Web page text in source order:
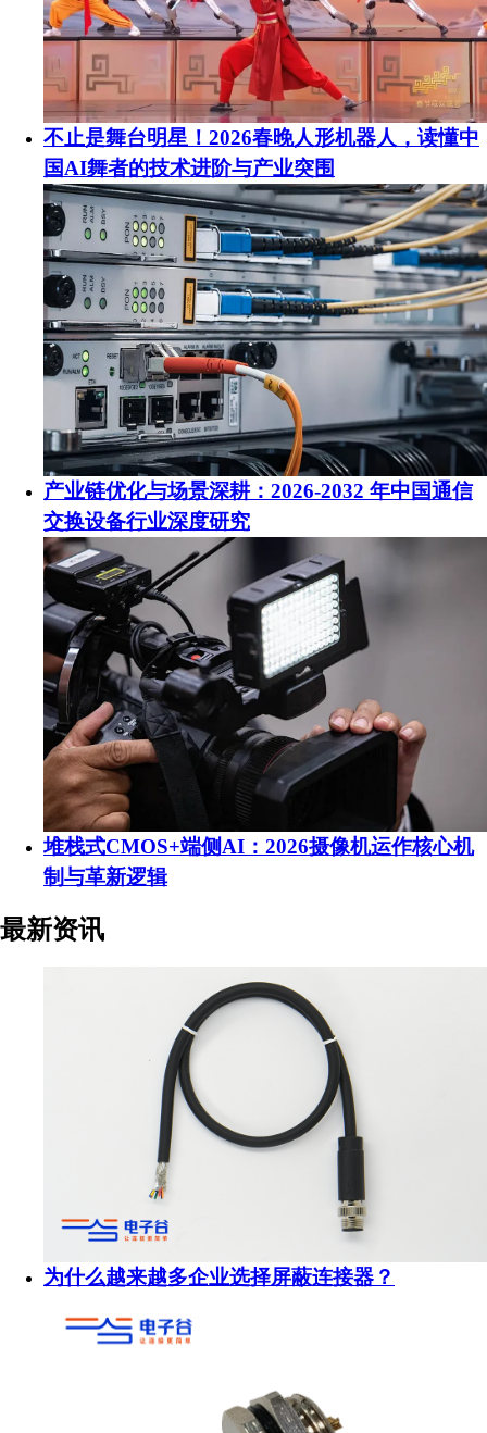
不止是舞台明星！2026春晚人形机器人，读懂中
国AI舞者的技术进阶与产业突围
产业链优化与场景深耕：2026-2032 年中国通信
交换设备行业深度研究
堆栈式CMOS+端侧AI：2026摄像机运作核心机
制与革新逻辑
最新资讯
为什么越来越多企业选择屏蔽连接器？